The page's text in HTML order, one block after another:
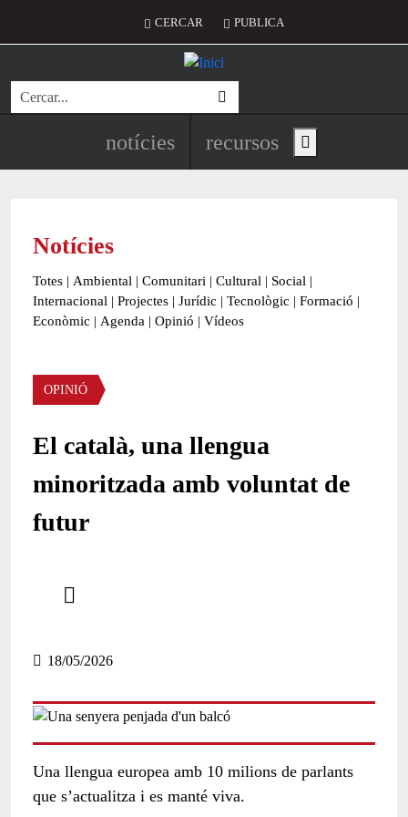
Menú del compte d'usuari
CERCAR PUBLICA
Cerca
Navegació principal de
notícies recursos Show main menu
Notícies
Totes | Ambiental | Comunitari | Cultural | Social |
Internacional | Projectes | Jurídic | Tecnològic | Formació |
Econòmic | Agenda | Opinió | Vídeos
OPINIÓ
El català, una llengua
minoritzada amb voluntat de
futur
18/05/2026
Una llengua europea amb 10 milions de parlants
que s’actualitza i es manté viva.